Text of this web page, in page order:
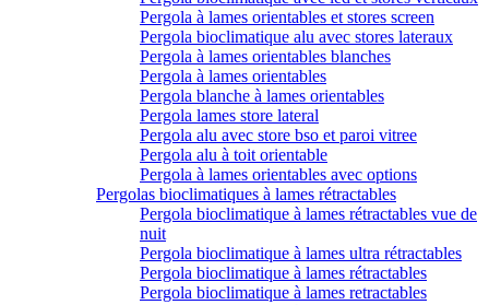
Pergola à lames orientables et stores screen
Pergola bioclimatique alu avec stores lateraux
Pergola à lames orientables blanches
Pergola à lames orientables
Pergola blanche à lames orientables
Pergola lames store lateral
Pergola alu avec store bso et paroi vitree
Pergola alu à toit orientable
Pergola à lames orientables avec options
Pergolas bioclimatiques à lames rétractables
Pergola bioclimatique à lames rétractables vue de
nuit
Pergola bioclimatique à lames ultra rétractables
Pergola bioclimatique à lames rétractables
Pergola bioclimatique à lames retractables